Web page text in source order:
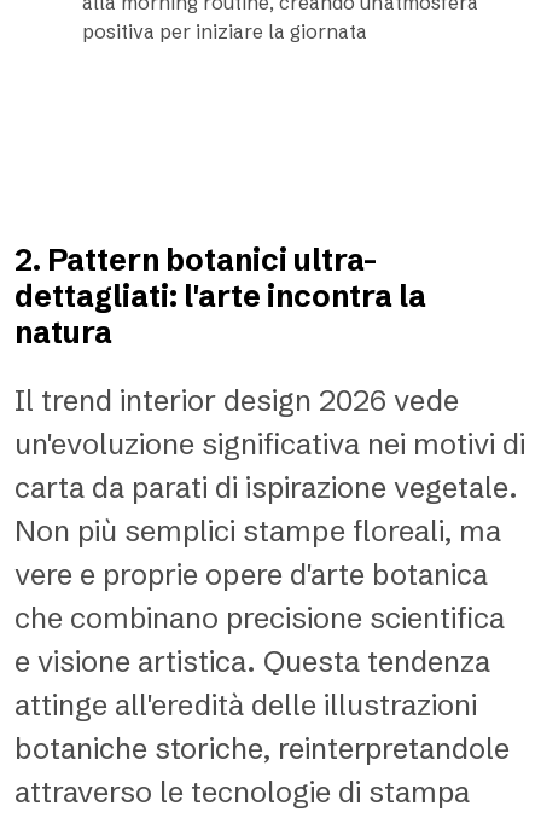
positiva per iniziare la giornata
2. Pattern botanici ultra-
dettagliati: l'arte incontra la
natura
Il trend interior design 2026 vede
un'evoluzione significativa nei motivi di
carta da parati di ispirazione vegetale.
Non più semplici stampe floreali, ma
vere e proprie opere d'arte botanica
che combinano precisione scientifica
e visione artistica. Questa tendenza
attinge all'eredità delle illustrazioni
botaniche storiche, reinterpretandole
attraverso le tecnologie di stampa